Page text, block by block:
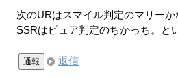
次のURはスマイル判定のマリーか
SSRはピュア判定のちかっち。と
通報 返信